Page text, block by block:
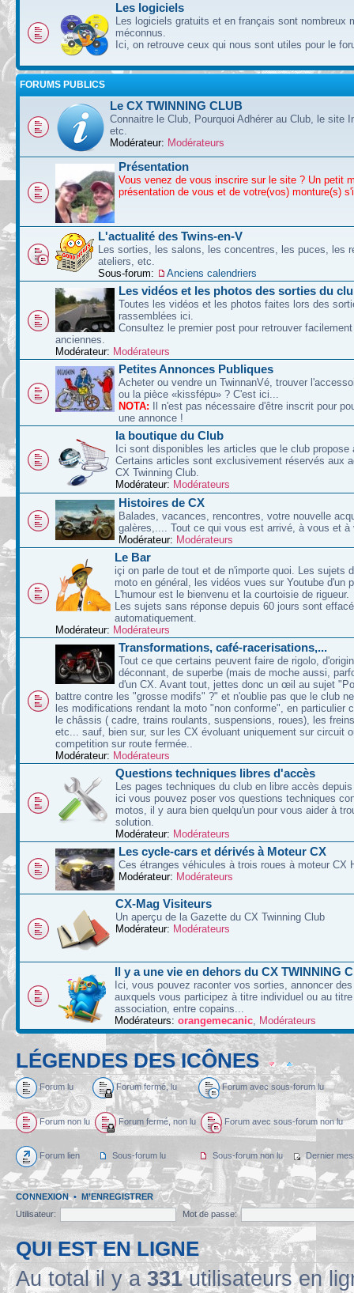
Les logiciels
Les logiciels gratuits et en français sont nombreux
méconnus.
Ici, on retrouve ceux qui nous sont utiles pour le
FORUMS PUBLICS
Le CX TWINNING CLUB
Connaitre le Club, Pourquoi Adhérer au Club, le site
etc.
Modérateur: Modérateurs
Présentation
Vous venez de vous inscrire sur le site ? Un petit
présentation de vous et de votre(vos) monture(s)
L'actualité des Twins-en-V
Les sorties, les salons, les concentres, les puces, les
ateliers, etc.
Sous-forum:
Anciens calendriers
Les vidéos et les photos des sorties du
Toutes les vidéos et les photos faites lors des
rassemblées ici.
Consultez le premier post pour retrouver
anciennes.
Modérateur: Modérateurs
Petites Annonces Publiques
Acheter ou vendre un TwinnanVé, trouver
ou la pièce «kissfépu» ? C'est ici...
NOTA: Il n'est pas nécessaire d'être inscrit pour
une annonce !
la boutique du Club
Ici sont disponibles les articles que le club propose
Certains articles sont exclusivement réservés aux
CX Twinning Club.
Modérateur: Modérateurs
Histoires de CX
Balades, vacances, rencontres, votre nouvelle
galères,.... Tout ce qui vous est arrivé, à vous et à
Modérateur: Modérateurs
Le Bar
içi on parle de tout et de n'importe quoi. Les sujets
moto en général, les vidéos vues sur Youtube d'un
L'humour est le bienvenu et la courtoisie de rigueur.
Les sujets sans réponse depuis 60 jours sont
automatiquement.
Modérateur: Modérateurs
Transformations, café-racerisations,...
Tout ce que certains peuvent faire de rigolo,
déconnant, de superbe (mais de moche aussi,
d'un CX. Avant tout, jettes donc un œil au sujet
battre contre les "grosse modifs" ?" et n'oublie pas que le club
les modifications rendant la moto "non conforme", en particulier
le châssis ( cadre, trains roulants, suspensions, roues), les
etc... sauf, bien sur, sur les CX évoluant uniquement sur circuit
competition sur route fermée..
Modérateur: Modérateurs
Questions techniques libres d'accès
Les pages techniques du club en libre accès
ici vous pouvez poser vos questions techniques
motos, il y aura bien quelqu'un pour vous aider à
solution.
Modérateur: Modérateurs
Les cycle-cars et dérivés à Moteur CX
Ces étranges véhicules à trois roues à moteur CX
Modérateur: Modérateurs
CX-Mag Visiteurs
Un aperçu de la Gazette du CX Twinning Club
Modérateur: Modérateurs
Il y a une vie en dehors du CX TWINNING
Ici, vous pouvez raconter vos sorties, annoncer
auxquels vous participez à titre individuel ou au
association, entre copains...
Modérateurs: orangemecanic, Modérateurs
LÉGENDES DES ICÔNES
Forum lu Forum fermé, lu Forum avec sous-forum lu
Forum non lu Forum fermé, non lu Forum avec sous-forum non lu
Forum lien Sous-forum lu Sous-forum non lu Dernier
CONNEXION• M’ENREGISTRER
Utilisateur:
Mot de passe:
QUI EST EN LIGNE
Au total il y a331utilisateurs en